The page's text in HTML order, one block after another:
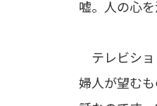
嘘。人の心
テレビショ
婦人が望む